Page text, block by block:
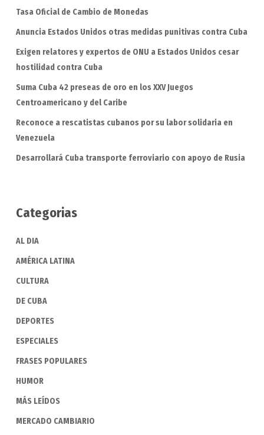
Tasa Oficial de Cambio de Monedas
Anuncia Estados Unidos otras medidas punitivas contra Cuba
Exigen relatores y expertos de ONU a Estados Unidos cesar
hostilidad contra Cuba
Suma Cuba 42 preseas de oro en los XXV Juegos
Centroamericano y del Caribe
Reconoce a rescatistas cubanos por su labor solidaria en
Venezuela
Desarrollará Cuba transporte ferroviario con apoyo de Rusia
Categorias
AL DIA
AMÉRICA LATINA
CULTURA
DE CUBA
DEPORTES
ESPECIALES
FRASES POPULARES
HUMOR
MÁS LEÍDOS
MERCADO CAMBIARIO